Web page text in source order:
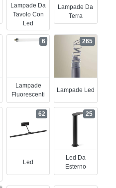
Lampade Da
Tavolo Con
Led
Lampade Da
Terra
Lampade
Fluorescenti
6
Lampade Led
265
Led
62
Led Da
Esterno
25